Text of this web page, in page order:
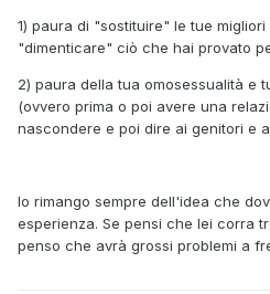
1) paura di "sostituire" le tue
"dimenticare" ciò che hai provato
2) paura della tua omosessualità e
(ovvero prima o poi avere una
nascondere e poi dire ai genitori e
Io rimango sempre dell'idea che
esperienza. Se pensi che lei corra
penso che avrà grossi problemi a